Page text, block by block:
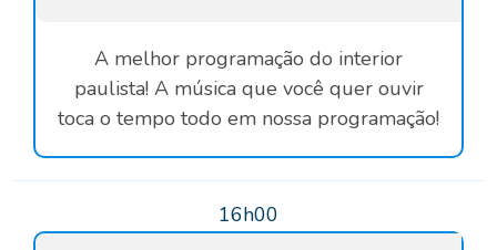
A melhor programação do interior
paulista! A música que você quer ouvir
toca o tempo todo em nossa programação!
16h00